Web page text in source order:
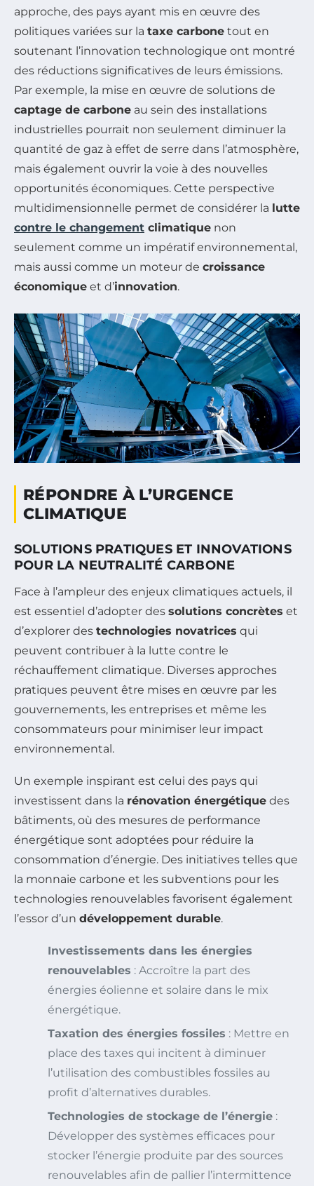
approche, des pays ayant mis en œuvre des
politiques variées sur la taxe carbone tout en
soutenant l’innovation technologique ont montré
des réductions significatives de leurs émissions.
Par exemple, la mise en œuvre de solutions de
captage de carbone au sein des installations
industrielles pourrait non seulement diminuer la
quantité de gaz à effet de serre dans l’atmosphère,
mais également ouvrir la voie à des nouvelles
opportunités économiques. Cette perspective
multidimensionnelle permet de considérer la lutte
contre le changement climatique non
seulement comme un impératif environnemental,
mais aussi comme un moteur de croissance
économique et d’innovation.
RÉPONDRE À L’URGENCE
CLIMATIQUE
SOLUTIONS PRATIQUES ET INNOVATIONS
POUR LA NEUTRALITÉ CARBONE
Face à l’ampleur des enjeux climatiques actuels, il
est essentiel d’adopter des solutions concrètes et
d’explorer des technologies novatrices qui
peuvent contribuer à la lutte contre le
réchauffement climatique. Diverses approches
pratiques peuvent être mises en œuvre par les
gouvernements, les entreprises et même les
consommateurs pour minimiser leur impact
environnemental.
Un exemple inspirant est celui des pays qui
investissent dans la rénovation énergétique des
bâtiments, où des mesures de performance
énergétique sont adoptées pour réduire la
consommation d’énergie. Des initiatives telles que
la monnaie carbone et les subventions pour les
technologies renouvelables favorisent également
l’essor d’un développement durable.
Investissements dans les énergies
renouvelables : Accroître la part des
énergies éolienne et solaire dans le mix
énergétique.
Taxation des énergies fossiles : Mettre en
place des taxes qui incitent à diminuer
l’utilisation des combustibles fossiles au
profit d’alternatives durables.
Technologies de stockage de l’énergie :
Développer des systèmes efficaces pour
stocker l’énergie produite par des sources
renouvelables afin de pallier l’intermittence